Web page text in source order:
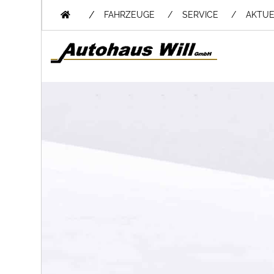
/ FAHRZEUGE SERVICE